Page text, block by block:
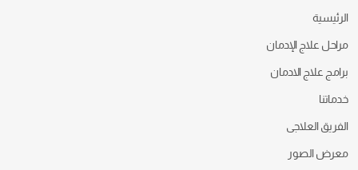
الرئيسية
مراحل علاج الإدمان
برامج علاج الادمان
خدماتنا
الفريق العلاجى
معرض الصور